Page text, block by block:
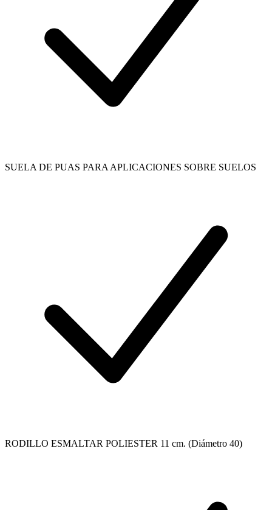
SUELA DE PUAS PARA APLICACIONES SOBRE SUELOS
RODILLO ESMALTAR POLIESTER 11 cm. (Diámetro 40)